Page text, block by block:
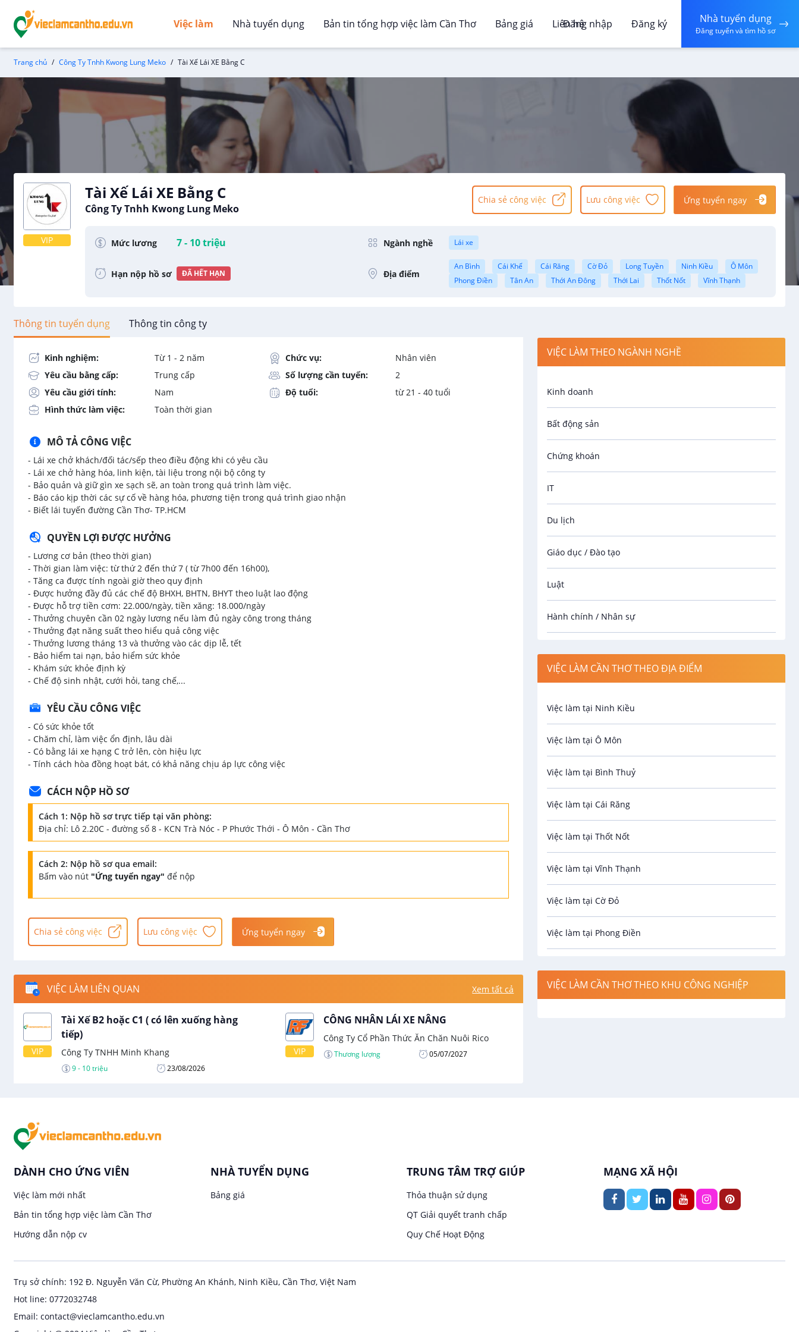
Việc làm Nhà tuyển dụng Bản tin tổng hợp việc làm Cần Thơ Bảng giá Liên hệ
Đăng nhập Đăng ký Nhà tuyển dụng
Đăng tuyển và tìm hồ sơ
Trang chủ Công Ty Tnhh Kwong Lung Meko Tài Xế Lái XE Bằng C
VIP
Tài Xế Lái XE Bằng C
Công Ty Tnhh Kwong Lung Meko
Chia sẻ công việc Lưu công việc Ứng tuyển ngay
Mức lương 7 - 10 triệu Ngành nghề Lái xe
Hạn nộp hồ sơ ĐÃ HẾT HẠN Địa điểm
An Bình Cái Khế Cái Răng Cờ Đỏ Long Tuyền Ninh Kiều
Ô Môn
Phong Điền
Tân An Thới An Đông Thới Lai Thốt Nốt Vĩnh Thạnh
Thông tin tuyển dụng Thông tin công ty
Kinh nghiệm: Từ 1 - 2 năm Chức vụ:
Nhân viên
Yêu cầu bằng cấp:
Trung cấp Số lượng cần tuyển:
2
Yêu cầu giới tính:
Nam Độ tuổi:
từ 21 - 40 tuổi
Hình thức làm việc:
Toàn thời gian
MÔ TẢ CÔNG VIỆC
- Lái xe chở khách/đối tác/sếp theo điều động khi có yêu cầu
- Lái xe chở hàng hóa, linh kiện, tài liệu trong nội bộ công ty
- Bảo quản và giữ gìn xe sạch sẽ, an toàn trong quá trình làm việc.
- Báo cáo kịp thời các sự cố về hàng hóa, phương tiện trong quá trình giao nhận
- Biết lái tuyến đường Cần Thơ- TP.HCM
QUYỀN LỢI ĐƯỢC HƯỞNG
- Lương cơ bản (theo thời gian)
- Thời gian làm việc: từ thứ 2 đến thứ 7 ( từ 7h00 đến 16h00),
- Tăng ca được tính ngoài giờ theo quy định
- Được hưởng đầy đủ các chế độ BHXH, BHTN, BHYT theo luật lao động
- Được hỗ trợ tiền cơm: 22.000/ngày, tiền xăng: 18.000/ngày
- Thưởng chuyên cần 02 ngày lương nếu làm đủ ngày công trong tháng
- Thưởng đạt năng suất theo hiểu quả công việc
- Thưởng lương tháng 13 và thưởng vào các dịp lễ, tết
- Bảo hiểm tai nạn, bảo hiểm sức khỏe
- Khám sức khỏe định kỳ
- Chế độ sinh nhật, cưới hỏi, tang chế,...
YÊU CẦU CÔNG VIỆC
- Có sức khỏe tốt
- Chăm chỉ, làm việc ổn định, lâu dài
- Có bằng lái xe hạng C trở lên, còn hiệu lực
- Tính cách hòa đồng hoạt bát, có khả năng chịu áp lực công việc
CÁCH NỘP HỒ SƠ
Cách 1: Nộp hồ sơ trực tiếp tại văn phòng:
Địa chỉ: Lô 2.20C - đường số 8 - KCN Trà Nóc - P Phước Thới - Ô Môn - Cần Thơ
Cách 2: Nộp hồ sơ qua email:
Bấm vào nút "Ứng tuyển ngay" để nộp
Chia sẻ công việc Lưu công việc Ứng tuyển ngay
VIỆC LÀM LIÊN QUAN Xem tất cả
VIP
Tài Xế B2 hoặc C1 ( có lên xuống hàng
tiếp)
Công Ty TNHH Minh Khang
9 - 10 triệu 23/08/2026
VIP
CÔNG NHÂN LÁI XE NÂNG
Công Ty Cổ Phần Thức Ăn Chăn Nuôi Rico
Thương lượng 05/07/2027
VIỆC LÀM THEO NGÀNH NGHỀ
Kinh doanh
Bất động sản
Chứng khoán
IT
Du lịch
Giáo dục / Đào tạo
Luật
Hành chính / Nhân sự
Spa
Bảo Vệ
An toàn lao động
Bảo hiểm
Biên phiên dịch
Bưu chính viễn thông
Cơ khí
Công nghệ sinh học
Công nghệ thực phẩm
Điện / Điện tử / Điện lạnh
Hàng hải / Hàng không
Kiến trúc
VIỆC LÀM CẦN THƠ THEO ĐỊA ĐIỂM
Việc làm tại Ninh Kiều
Việc làm tại Ô Môn
Việc làm tại Bình Thuỷ
Việc làm tại Cái Răng
Việc làm tại Thốt Nốt
Việc làm tại Vĩnh Thạnh
Việc làm tại Cờ Đỏ
Việc làm tại Phong Điền
Việc làm tại Cái Khế
Việc làm tại Phước Thới
VIỆC LÀM CẦN THƠ THEO KHU CÔNG NGHIỆP
DÀNH CHO ỨNG VIÊN
Việc làm mới nhất
Bản tin tổng hợp việc làm Cần Thơ
Hướng dẫn nộp cv
NHÀ TUYỂN DỤNG
Bảng giá
TRUNG TÂM TRỢ GIÚP
Thỏa thuận sử dụng
QT Giải quyết tranh chấp
Quy Chế Hoạt Động
MẠNG XÃ HỘI
Trụ sở chính: 192 Đ. Nguyễn Văn Cừ, Phường An Khánh, Ninh Kiều, Cần Thơ, Việt Nam
Hot line: 0772032748
Email: contact@vieclamcantho.edu.vn